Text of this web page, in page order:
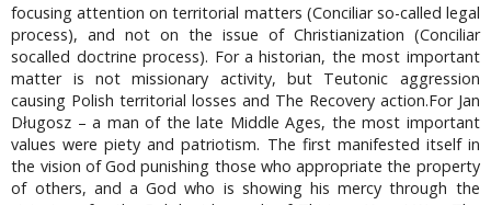
focusing attention on territorial matters (Conciliar so-called legal
process), and not on the issue of Christianization (Conciliar
socalled doctrine process). For a historian, the most important
matter is not missionary activity, but Teutonic aggression
causing Polish territorial losses and The Recovery action.For Jan
Długosz – a man of the late Middle Ages, the most important
values were piety and patriotism. The first manifested itself in
the vision of God punishing those who appropriate the property
of others, and a God who is showing his mercy through the